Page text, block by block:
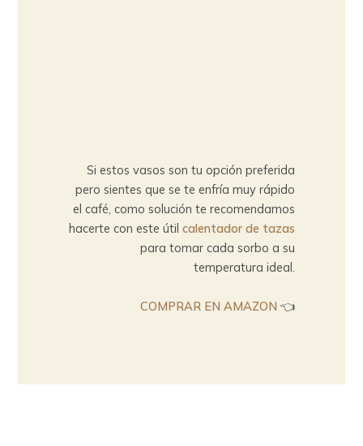
Si estos vasos son tu opción preferida
pero sientes que se te enfría muy rápido
el café, como solución te recomendamos
hacerte con este útilcalentador de tazas
para tomar cada sorbo a su
temperatura ideal.
COMPRAR EN AMAZON 👈